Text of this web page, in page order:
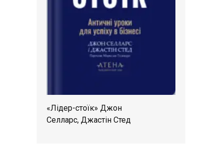
«Лідер-стоїк» Джон
Селларс, Джастін Стед